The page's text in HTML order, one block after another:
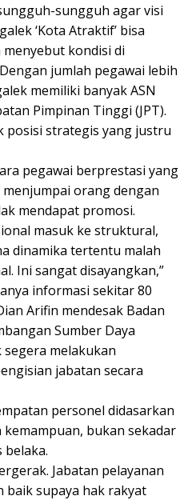
sungguh agar visi
‘Kota Atraktif’ bisa
kondisi di
jumlah pegawai lebih
memiliki banyak ASN
Pimpinan Tinggi (JPT).
posisi strategis yang justru
pegawai berprestasi yang
orang dengan
mendapat promosi.
masuk ke struktural,
dinamika tertentu malah
Ini sangat disayangkan,”
informasi sekitar 80
Arifin mendesak Badan
Sumber Daya
segera melakukan
jabatan secara
personel didasarkan
bukan sekadar
Jabatan pelayanan
baik supaya hak rakyat